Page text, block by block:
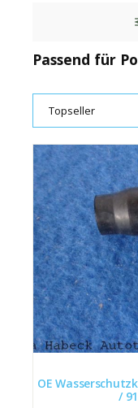
Passend für
OE Wasserschutzkappe